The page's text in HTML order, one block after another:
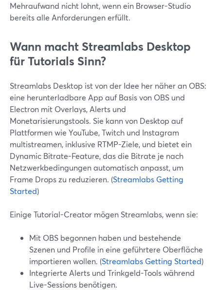
Mehraufwand nicht lohnt, wenn ein Browser-Studio
bereits alle Anforderungen erfüllt.
Wann macht Streamlabs Desktop
für Tutorials Sinn?
Streamlabs Desktop ist von der Idee her näher an OBS:
eine herunterladbare App auf Basis von OBS und
Electron mit Overlays, Alerts und
Monetarisierungstools. Sie kann von Desktop auf
Plattformen wie YouTube, Twitch und Instagram
multistreamen, inklusive RTMP-Ziele, und bietet ein
Dynamic Bitrate-Feature, das die Bitrate je nach
Netzwerkbedingungen automatisch anpasst, um
Frame Drops zu reduzieren. (Streamlabs Getting
Started)
Einige Tutorial-Creator mögen Streamlabs, wenn sie:
Mit OBS begonnen haben und bestehende
Szenen und Profile in eine geführtere Oberfläche
importieren wollen. (Streamlabs Getting Started)
Integrierte Alerts und Trinkgeld-Tools während
Live-Sessions benötigen.